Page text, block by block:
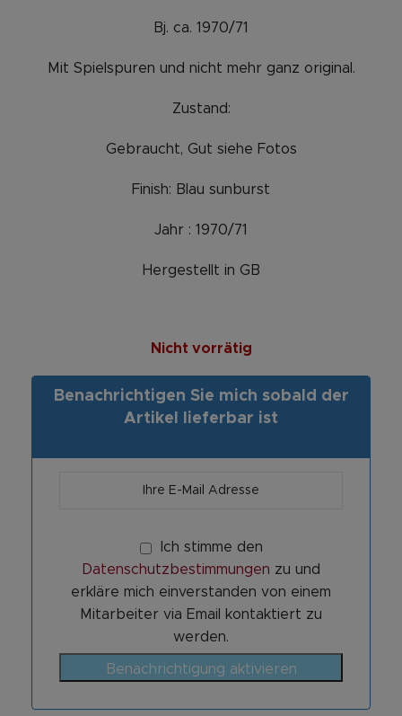
Bj. ca. 1970/71
Mit Spielspuren und nicht mehr ganz original.
Zustand:
Gebraucht, Gut siehe Fotos
Finish: Blau sunburst
Jahr : 1970/71
Hergestellt in GB
Nicht vorrätig
Benachrichtigen Sie mich sobald der
Artikel lieferbar ist
Ich stimme den
Datenschutzbestimmungen zu und
erkläre mich einverstanden von einem
Mitarbeiter via Email kontaktiert zu
werden.
Benachrichtigung aktivieren